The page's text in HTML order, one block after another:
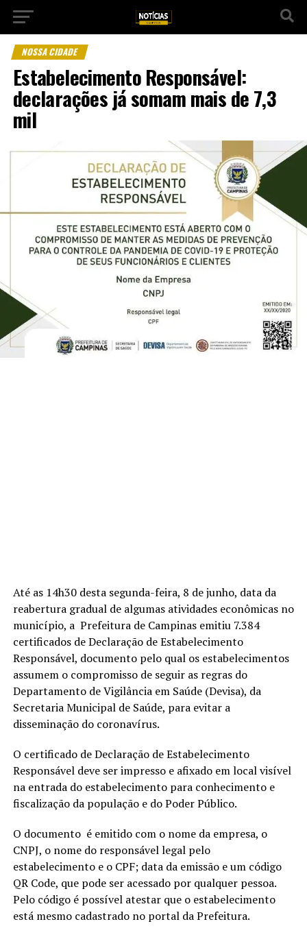
NOSSA CIDADE
Estabelecimento Responsável:
declarações já somam mais de 7,3
mil
Até as 14h30 desta segunda-feira, 8 de junho, data da
reabertura gradual de algumas atividades econômicas no
município, a Prefeitura de Campinas emitiu 7.384
certificados de Declaração de Estabelecimento
Responsável, documento pelo qual os estabelecimentos
assumem o compromisso de seguir as regras do
Departamento de Vigilância em Saúde (Devisa), da
Secretaria Municipal de Saúde, para evitar a
disseminação do coronavírus.
O certificado de Declaração de Estabelecimento
Responsável deve ser impresso e afixado em local visível
na entrada do estabelecimento para conhecimento e
fiscalização da população e do Poder Público.
O documento é emitido com o nome da empresa, o
CNPJ, o nome do responsável legal pelo
estabelecimento e o CPF; data da emissão e um código
QR Code, que pode ser acessado por qualquer pessoa.
Pelo código é possível atestar que o estabelecimento
está mesmo cadastrado no portal da Prefeitura.